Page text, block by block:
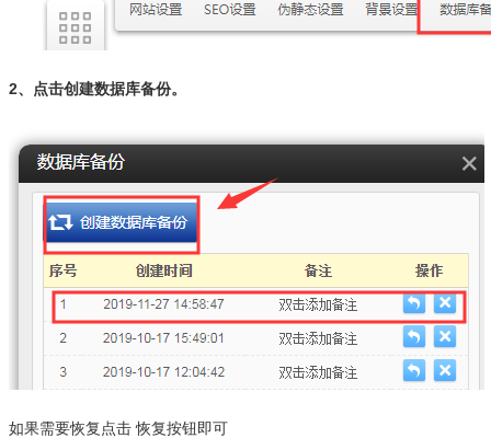
2、点击创建数据库备份。
如果需要恢复点击 恢复按钮即可